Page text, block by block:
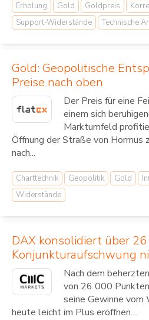
Erholung Gold Goldpreis
Support-Widerstände
Technische
Gold: Geopolitische
Preise nach oben
Der Preis für eine
einem sich
Marktumfeld
Öffnung der Straße von Hormus
nach...
Charttechnik Geopolitik Gold
Widerstände
DAX konsolidiert über
Konjunkturaufschwung
Nach dem
von 26 000
seine Gewinne
heute leicht im Plus eröffnen....